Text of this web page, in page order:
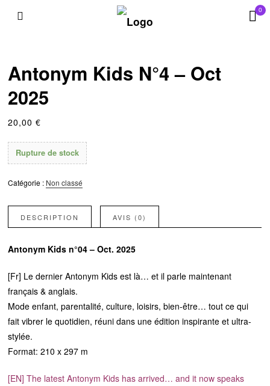
0
Antonym Kids N°4 – Oct
2025
20,00€
Rupture de stock
Catégorie : Non classé
DESCRIPTION AVIS (0)
Antonym Kids n°04 – Oct. 2025
[Fr] Le dernier Antonym Kids est là… et il parle maintenant
français & anglais.
Mode enfant, parentalité, culture, loisirs, bien-être… tout ce qui
fait vibrer le quotidien, réuni dans une édition inspirante et ultra-
stylée.
Format: 210 x 297 m
[EN] The latest Antonym Kids has arrived… and it now speaks